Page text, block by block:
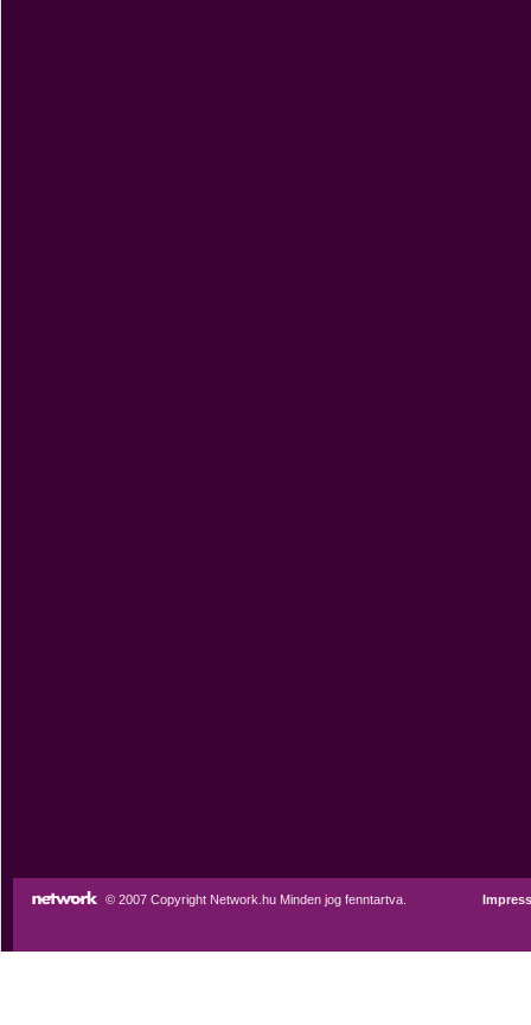
© 2007 Copyright Network.hu Minden jog fenntartva.